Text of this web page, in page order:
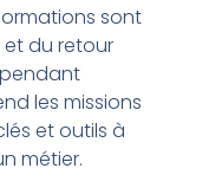
sont
du retour
les missions
et outils à
métier.